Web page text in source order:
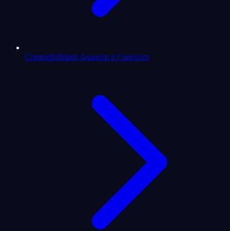
Compatibilidade Aquarius e Capricorn